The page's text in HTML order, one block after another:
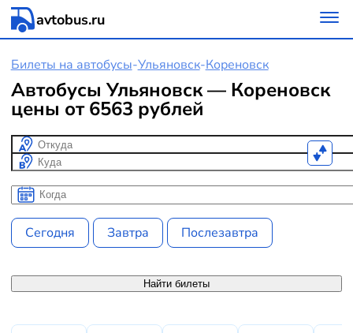
avtobus.ru
Билеты на автобусы-Ульяновск-Кореновск
Автобусы Ульяновск — Кореновск
цены от 6563 рублей
Откуда
Куда
Когда
Когда
Сегодня Завтра Послезавтра
Найти билеты